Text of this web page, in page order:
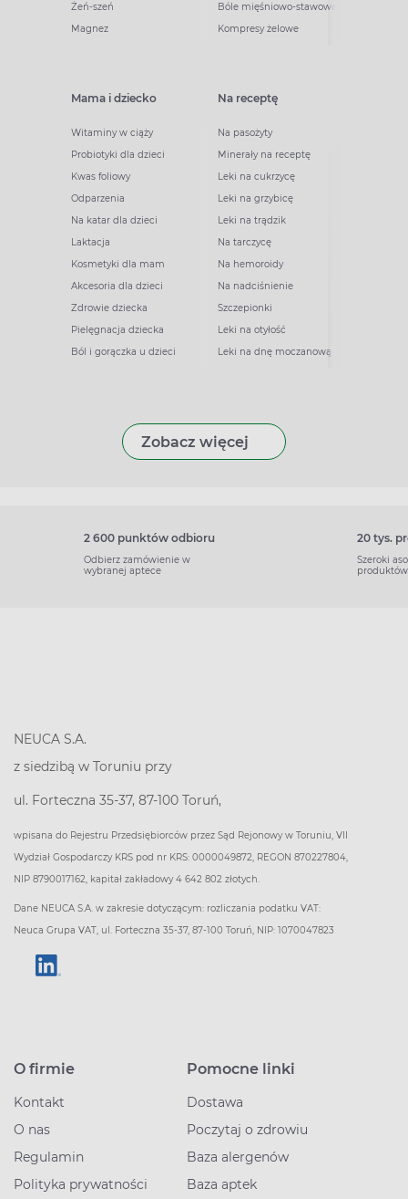
Żeń-szeń
Magnez
Bóle mięśniowo-stawowe
Kompresy żelowe
Mama i dziecko
Witaminy w ciąży
Probiotyki dla dzieci
Kwas foliowy
Odparzenia
Na katar dla dzieci
Laktacja
Kosmetyki dla mam
Akcesoria dla dzieci
Zdrowie dziecka
Pielęgnacja dziecka
Ból i gorączka u dzieci
Na receptę
Na pasożyty
Minerały na receptę
Leki na cukrzycę
Leki na grzybicę
Leki na trądzik
Na tarczycę
Na hemoroidy
Na nadciśnienie
Szczepionki
Leki na otyłość
Leki na dnę moczanową
Zobacz więcej
2 600 punktów odbioru
Odbierz zamówienie w
wybranej aptece
20 tys.
Szeroki
produktów
NEUCA S.A.
z siedzibą w Toruniu przy
ul. Forteczna 35-37, 87-100 Toruń,
wpisana do Rejestru Przedsiębiorców przez Sąd Rejonowy w Toruniu, VII
Wydział Gospodarczy KRS pod nr KRS: 0000049872, REGON 870227804,
NIP 8790017162, kapitał zakładowy 4 642 802 złotych.
Dane NEUCA S.A. w zakresie dotyczącym: rozliczania podatku VAT:
Neuca Grupa VAT, ul. Forteczna 35-37, 87-100 Toruń, NIP: 1070047823
O firmie
Kontakt
O nas
Regulamin
Polityka prywatności
Pomocne linki
Dostawa
Poczytaj o zdrowiu
Baza alergenów
Baza aptek